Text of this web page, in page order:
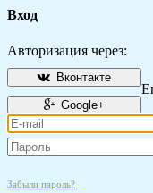
Вход
Авторизация через:
Вконтакте
Google+
Забыли пароль?